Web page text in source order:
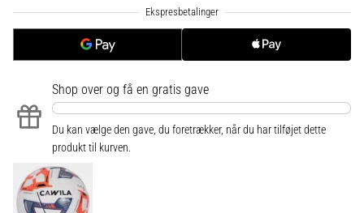
fra
Nike,
og
en
del
hver
kamp,
…
Shop over og få en gratis gave
Du kan vælge den gave, du foretrækker, når du har tilføjet dette
produkt til kurven.